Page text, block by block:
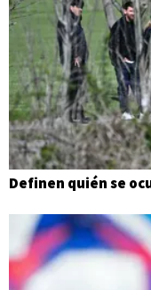
Definen quién se